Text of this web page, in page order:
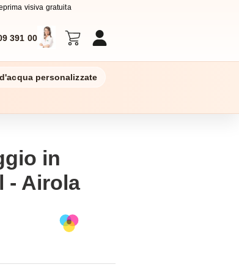
visiva gratuita
391 00
personalizzate
in
- Airola